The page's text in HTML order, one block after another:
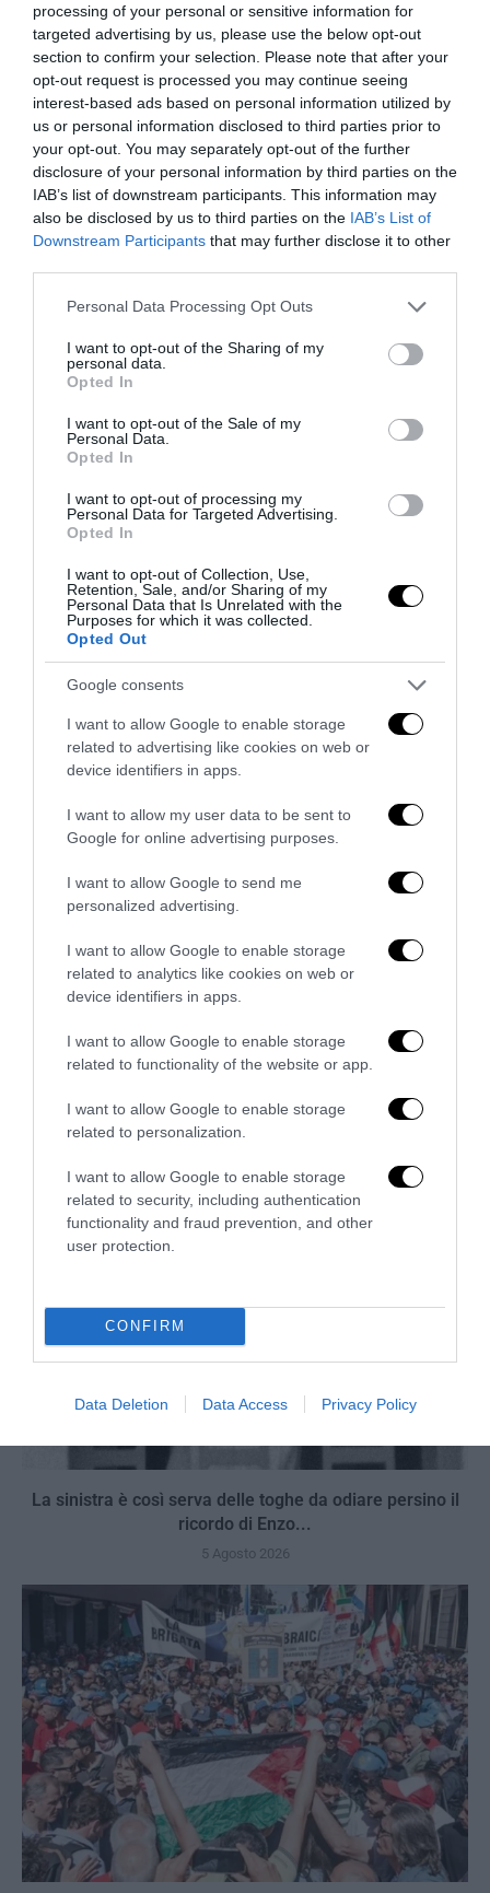
processing of your personal or sensitive information for
targeted advertising by us, please use the below opt-out
section to confirm your selection. Please note that after your
opt-out request is processed you may continue seeing
interest-based ads based on personal information utilized by
us or personal information disclosed to third parties prior to
your opt-out. You may separately opt-out of the further
disclosure of your personal information by third parties on the
IAB’s list of downstream participants. This information may
also be disclosed by us to third parties on the IAB’s List of
Downstream Participants that may further disclose it to other
Please note that this website/app uses one or more Google
not limited to your visit or usage behaviour. You may click to
grant or deny consent to Google and its third-party tags to
use your data for below specified purposes in below Google
consent section.
Personal Data Processing Opt Outs
I want to opt-out of the Sharing of my
personal data.
Opted In
I want to opt-out of the Sale of my
Personal Data.
Opted In
I want to opt-out of processing my
Personal Data for Targeted Advertising.
Opted In
I want to opt-out of Collection, Use,
Retention, Sale, and/or Sharing of my
Personal Data that Is Unrelated with the
Purposes for which it was collected.
Opted Out
Google consents
I want to allow Google to enable storage
related to advertising like cookies on web or
device identifiers in apps.
I want to allow my user data to be sent to
Google for online advertising purposes.
I want to allow Google to send me
personalized advertising.
I want to allow Google to enable storage
related to analytics like cookies on web or
device identifiers in apps.
I want to allow Google to enable storage
related to functionality of the website or app.
I want to allow Google to enable storage
related to personalization.
I want to allow Google to enable storage
related to security, including authentication
functionality and fraud prevention, and other
user protection.
CONFIRM
Data Deletion Data Access Privacy Policy
6 Agosto 2026
Remigrazione, il Copasir riconosce all’antifascismo il
6 Agosto 2026
Montecitorio: palo clamoroso del Pd
5 Agosto 2026
La sinistra è così serva delle toghe da odiare persino il
ricordo di Enzo...
5 Agosto 2026